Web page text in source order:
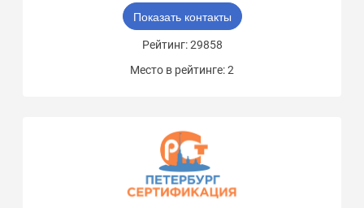
Показать контакты
Рейтинг: 29858
Место в рейтинге: 2